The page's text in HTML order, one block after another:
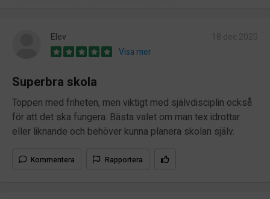
Elev
Visa mer
Superbra skola
Toppen med friheten, men viktigt med självdisciplin också
för att det ska fungera. Bästa valet om man tex idrottar
eller liknande och behöver kunna planera skolan själv.
Kommentera Rapportera